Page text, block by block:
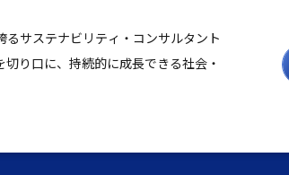
サステナビリティ・コンサルタント
り口に、持続的に成長できる社会・